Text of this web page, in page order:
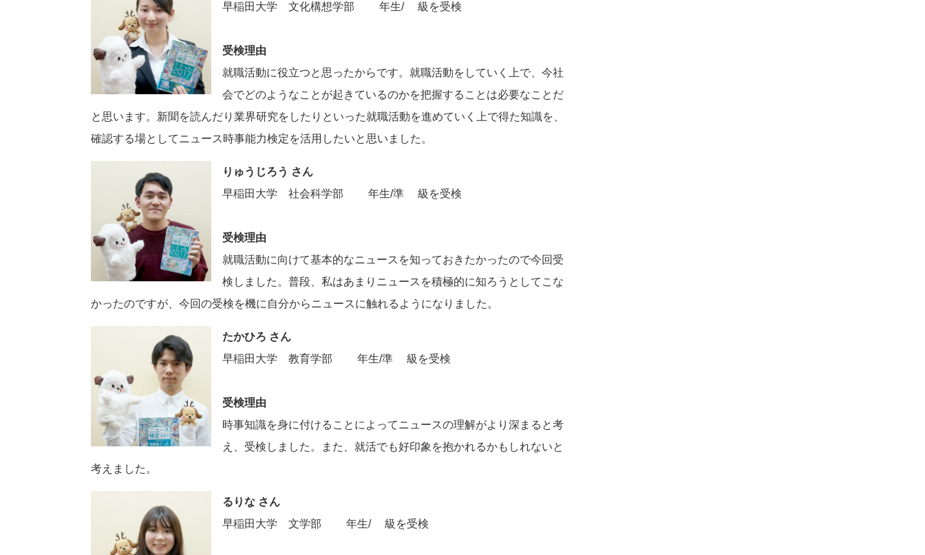
早稲田大学 文化構想学部 3年生/2級を受検
受検理由
就職活動に役立つと思ったからです。就職活動をしていく上で、今社
会でどのようなことが起きているのかを把握することは必要なことだ
と思います。新聞を読んだり業界研究をしたりといった就職活動を進めていく上で得た知識を、
確認する場としてニュース時事能力検定を活用したいと思いました。
りゅうじろう さん
早稲田大学 社会科学部 2年生/準2級を受検
受検理由
就職活動に向けて基本的なニュースを知っておきたかったので今回受
検しました。普段、私はあまりニュースを積極的に知ろうとしてこな
かったのですが、今回の受検を機に自分からニュースに触れるようになりました。
たかひろ さん
早稲田大学 教育学部 2年生/準2級を受検
受検理由
時事知識を身に付けることによってニュースの理解がより深まると考
え、受検しました。また、就活でも好印象を抱かれるかもしれないと
考えました。
るりな さん
早稲田大学 文学部 1年生/2級を受検